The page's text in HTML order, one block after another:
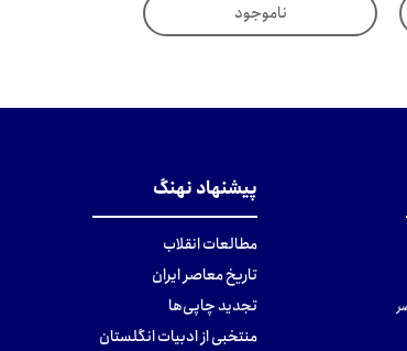
ناموجود
پیشنهاد نهنگ
مطالعات انقلاب
تاریخ معاصر ایران
تجدید چاپی‌ها
منتخبی از ادبیات انگلستان